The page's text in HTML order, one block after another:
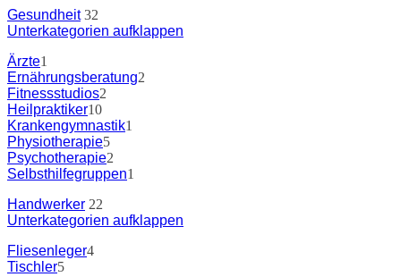
Gesundheit32
Unterkategorien aufklappen
Ärzte1
Ernährungsberatung2
Fitnessstudios2
Heilpraktiker10
Krankengymnastik1
Physiotherapie5
Psychotherapie2
Selbsthilfegruppen1
Handwerker 22
Unterkategorien aufklappen
Fliesenleger4
Tischler5